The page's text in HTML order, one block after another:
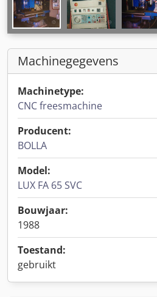
Machinegegevens
Machinetype:
CNC freesmachine
Producent:
BOLLA
Model:
LUX FA 65 SVC
Bouwjaar:
1988
Toestand:
gebruikt